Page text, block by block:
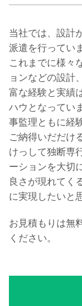
当社では、設計
派遣を行ってい
これまでに様々
ョンなどの設計
富な経験と実績
ハウとなってい
事監理ともに経
ご納得いだだけ
けっして独断専
ーションを大切
良さが現れてく
に実現したいと
お見積もりは無
ください。